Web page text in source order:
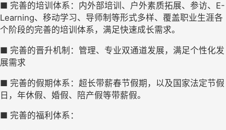
■ 完善的培训体系：内外部培训、户外素质拓展、参访、E-
Learning、移动学习、导师制等形式多样、覆盖职业生涯各
个阶段的完善的培训体系，满足快速成长需求。
■ 完善的晋升机制：管理、专业双通道发展，满足个性化发
展需求
■ 完善的假期体系：超长带薪春节假期，以及国家法定节假
日，年休假、婚假、陪产假等带薪假。
■ 完善的福利体系：